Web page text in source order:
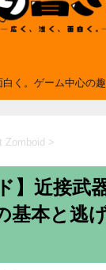
く。ゲーム中心の趣
Zomboid >
】近接武
基本と逃